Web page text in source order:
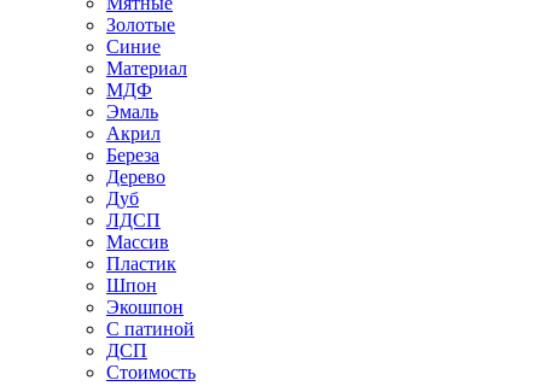
Золотые
Синие
Материал
МДФ
Эмаль
Акрил
Береза
Дерево
Дуб
ЛДСП
Массив
Пластик
Шпон
Экошпон
С патиной
ДСП
Стоимость